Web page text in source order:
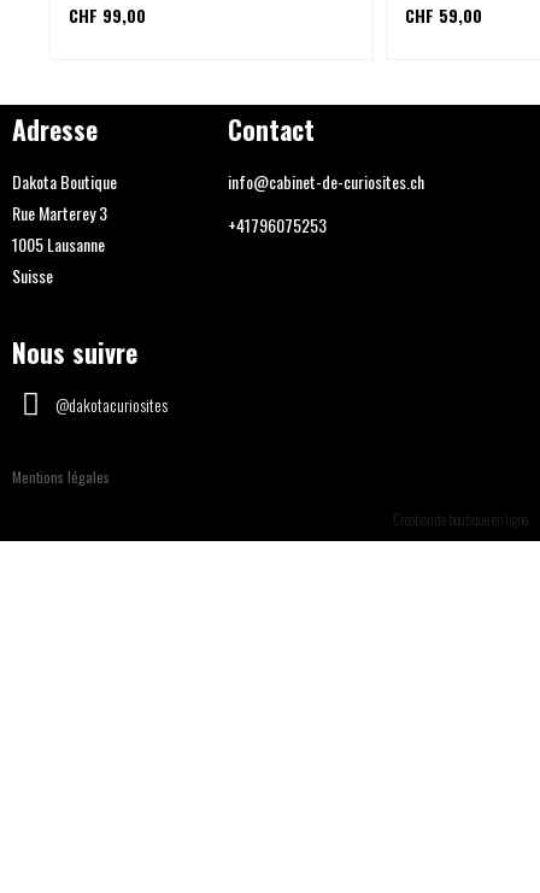
CHF 99,00 CHF 59,00
Adresse
Dakota Boutique
Rue Marterey 3
1005 Lausanne
Suisse
Contact
info@cabinet-de-curiosites.ch
+41796075253
Nous suivre
@dakotacuriosites
Mentions légales
Création de boutique en ligne